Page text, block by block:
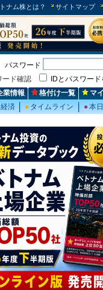
ナム株とは？ サイトマップ
パスワード
ード確認
IDとパスワー
業情報 格付け一覧
マ
済 ● タイムライン ●本